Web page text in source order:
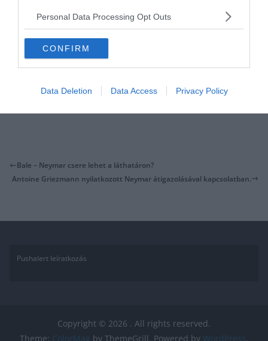
Personal Data Processing Opt Outs
CONFIRM
Data Deletion Data Access Privacy Policy
Bale – Neymar csere lehet a láthatáron?
Antoine Griezmann nyilatkozott Neymar átigazolásával kapcsolatban.
Pushalert leíratkozás
Copyright © 2026 . All rights reserved.
Theme: ColorMag by ThemeGrill. Powered by WordPress.